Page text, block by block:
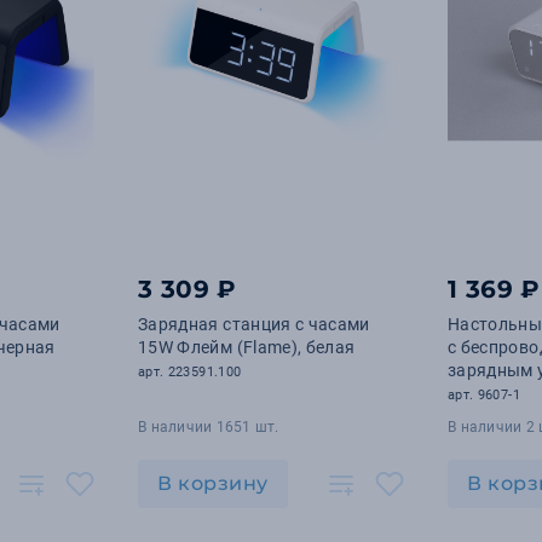
3 309 ₽
Зарядная станция с часами
15W Флейм (Flame), белая
арт. 223591.100
В наличии 1651 шт.
В корзину
1 369 ₽
с
зарядным
арт. 9607-1
В наличии 2
В